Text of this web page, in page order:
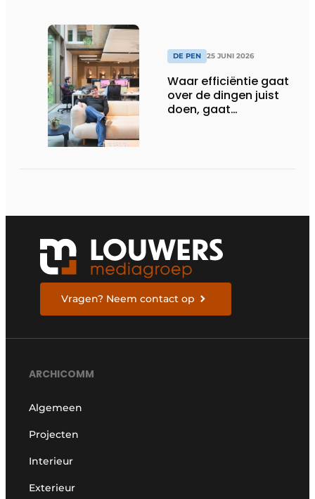
DE PEN 25 JUNI 2026
Waar efficiëntie gaat
over de dingen juist
doen, gaat
Vragen? Neem contact op
ARCHICOMM
Algemeen
Projecten
Interieur
Exterieur